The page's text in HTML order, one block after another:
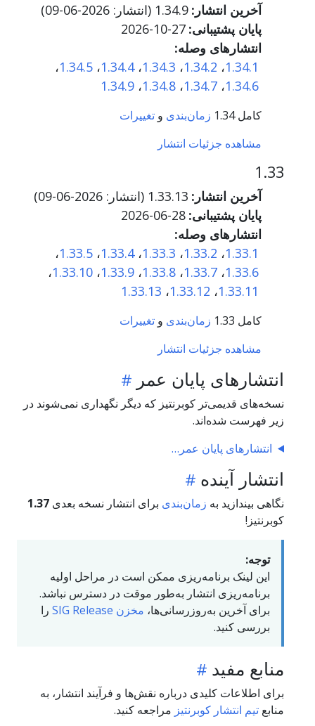
آخرین انتشار: 1.34.9 (انتشار: 2026-06-09
)
پایان پشتیبانی: 2026-10-27
انتشارهای وصله:
1.34.1، 1.34.2، 1.34.3،1.34.4،1.34.5،
1.34.6،1.34.7،1.34.8،1.34.9
کامل 1.34 زمان‌بندی و تغییرات
مشاهده جزئیات انتشار
1.33
آخرین انتشار: 1.33.13 (انتشار: 2026-06-09
)
پایان پشتیبانی: 2026-06-28
انتشارهای وصله:
1.33.1، 1.33.2، 1.33.3،1.33.4،1.33.5،
1.33.6،1.33.7،1.33.8،1.33.9،1.33.10،
1.33.11، 1.33.12، 1.33.13
کامل 1.33 زمان‌بندی و تغییرات
مشاهده جزئیات انتشار
انتشارهای پایان عمر
نسخه‌های قدیمی‌تر کوبرنتیز که دیگر نگهداری نمی‌شوند در
زیر فهرست شده‌اند.
انتشارهای پایان عمر
انتشار آینده
نگاهی بیندازید به زمان‌بندی برای انتشار نسخه بعدی 1.37
کوبرنتیز!
توجه:
این لینک برنامه‌ریزی ممکن است در مراحل اولیه
برنامه‌ریزی انتشار به‌طور موقت در دسترس نباشد.
برای آخرین به‌روزرسانی‌ها، مخزن SIG Release
را
بررسی کنید.
منابع مفید
برای اطلاعات کلیدی درباره نقش‌ها و فرآیند انتشار، به
منابع تیم انتشار کوبرنتیز مراجعه کنید.